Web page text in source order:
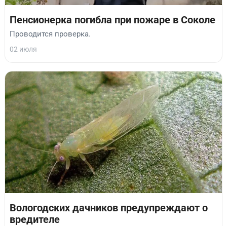
Пенсионерка погибла при пожаре в Соколе
Проводится проверка.
02 июля
Вологодских дачников предупреждают о
вредителе